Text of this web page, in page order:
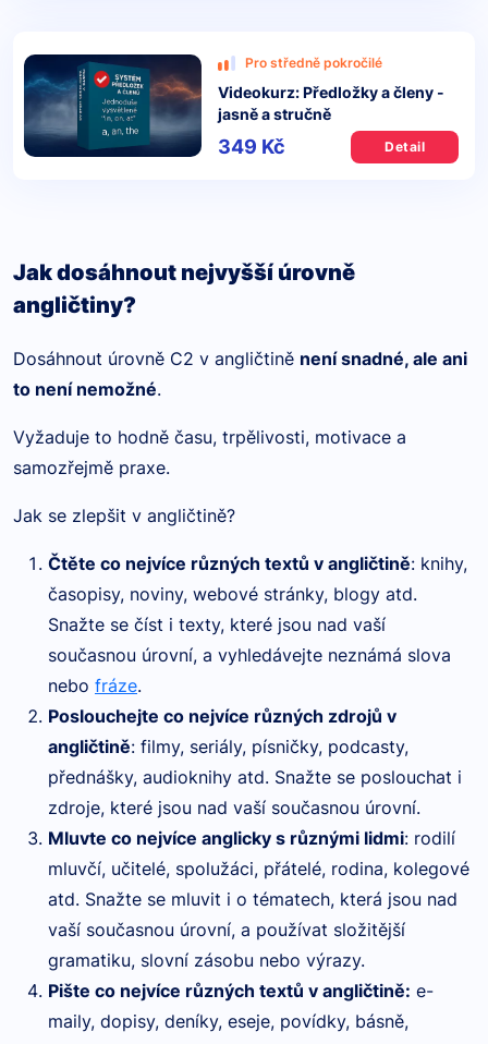
Pro středně pokročilé
Videokurz: Předložky a členy -
jasně a stručně
349 Kč Detail
Jak dosáhnout nejvyšší úrovně
angličtiny?
Dosáhnout úrovně C2 v angličtině není snadné, ale ani
to není nemožné.
Vyžaduje to hodně času, trpělivosti, motivace a
samozřejmě praxe.
Jak se zlepšit v angličtině?
Čtěte co nejvíce různých textů v angličtině: knihy,
časopisy, noviny, webové stránky, blogy atd.
Snažte se číst i texty, které jsou nad vaší
současnou úrovní, a vyhledávejte neznámá slova
nebo fráze.
Poslouchejte co nejvíce různých zdrojů v
angličtině: filmy, seriály, písničky, podcasty,
přednášky, audioknihy atd. Snažte se poslouchat i
zdroje, které jsou nad vaší současnou úrovní.
Mluvte co nejvíce anglicky s různými lidmi: rodilí
mluvčí, učitelé, spolužáci, přátelé, rodina, kolegové
atd. Snažte se mluvit i o tématech, která jsou nad
vaší současnou úrovní, a používat složitější
gramatiku, slovní zásobu nebo výrazy.
Pište co nejvíce různých textů v angličtině: e-
maily, dopisy, deníky, eseje, povídky, básně,